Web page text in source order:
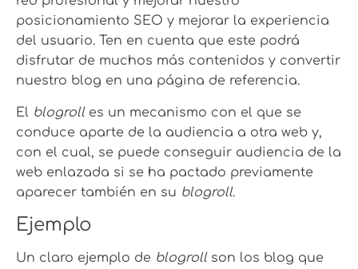
posicionamiento SEO y mejorar la experiencia
del usuario. Ten en cuenta que este podrá
disfrutar de muchos más contenidos y convertir
nuestro blog en una página de referencia.
El blogrolles un mecanismo con el que se
conduce aparte de la audiencia a otra web y,
con el cual, se puede conseguir audiencia de la
web enlazada si se ha pactado previamente
aparecer también en su blogroll.
Ejemplo
Un claro ejemplo de blogrollson los blog que